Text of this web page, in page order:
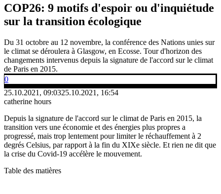
COP26: 9 motifs d'espoir ou d'inquiétude
sur la transition écologique
Du 31 octobre au 12 novembre, la conférence des Nations unies sur
le climat se déroulera à Glasgow, en Ecosse. Tour d'horizon des
changements intervenus depuis la signature de l'accord sur le climat
de Paris en 2015.
0
25.10.2021, 09:0325.10.2021, 16:54
catherine hours
Depuis la signature de l'accord sur le climat de Paris en 2015, la
transition vers une économie et des énergies plus propres a
progressé, mais trop lentement pour limiter le réchauffement à 2
degrés Celsius, par rapport à la fin du XIXe siècle. Et rien ne dit que
la crise du Covid-19 accélère le mouvement.
Table des matières